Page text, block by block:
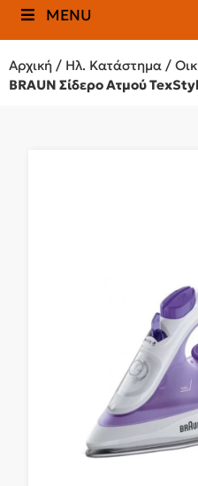
MENU
Αρχική / Ηλ. Κατάστημα /
BRAUN Σίδερο Ατμού